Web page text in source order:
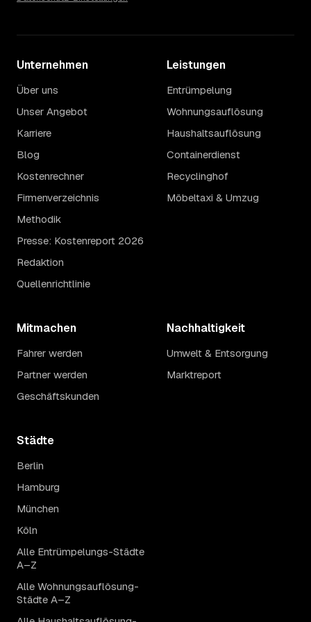
Unternehmen
Über uns
Unser Angebot
Karriere
Blog
Kostenrechner
Firmenverzeichnis
Methodik
Presse: Kostenreport 2026
Redaktion
Quellenrichtlinie
Leistungen
Entrümpelung
Wohnungsauflösung
Haushaltsauflösung
Containerdienst
Recyclinghof
Möbeltaxi & Umzug
Mitmachen
Fahrer werden
Partner werden
Geschäftskunden
Nachhaltigkeit
Umwelt & Entsorgung
Marktreport
Städte
Berlin
Hamburg
München
Köln
Alle Entrümpelungs-Städte
A–Z
Alle Wohnungsauflösung-
Städte A–Z